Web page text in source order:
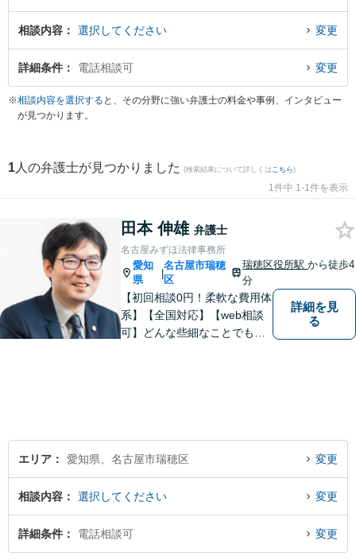
に発生した不倫慰謝料トラブルを今すぐに弁護士に相談したい』『交通事故の
過失割合や後遺障害のトラブル解決の実績豊富な近くの弁護士を検索したい』
『初回相談無料で自己破産や債務整理を法律相談できる名古屋市瑞穂区内の弁
相談内容 選択してください 変更
詳細条件 電話相談可 変更
※相談内容を選択する と、その分野に強い弁護士の料金や事例、インタビュー
が見つかります。
1 人の弁護士が見つかりました (検索結果について詳しくは こちら)
1件中 1-1件を表示
田本 伸雄 弁護士
名古屋みずほ法律事務所
愛知
県
|
名古屋市瑞穂
区
瑞穂区役所駅から徒歩4
分
【初回相談0円！柔軟な費用体
系】【全国対応】【web相談
可】どんな些細なことでもお
詳細を見
る
エリア 愛知県、名古屋市瑞穂区 変更
相談内容 選択してください 変更
詳細条件 電話相談可 変更